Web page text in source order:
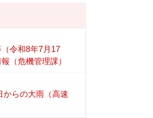
令和8年7月17
（危機管理課）
からの大雨（高速